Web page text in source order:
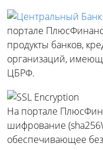
портале
продукты банков,
организаций,
ЦБРФ.
На портале
шифрование
обеспечивающее